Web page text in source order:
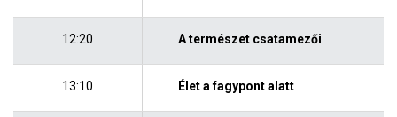
12:20 A természet csatamezői
13:10 Élet a fagypont alatt